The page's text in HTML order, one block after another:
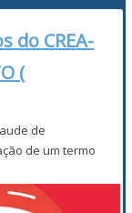
do CREA-
(
de
de um termo